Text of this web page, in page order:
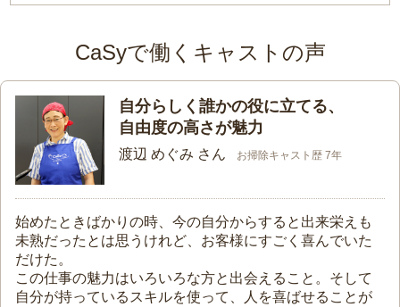
CaSyで働くキャストの声
自分らしく誰かの役に立てる、
自由度の高さが魅力
渡辺 めぐみ さん お掃除キャスト歴 7年
始めたときばかりの時、今の自分からすると出来栄えも
未熟だったとは思うけれど、お客様にすごく喜んでいた
だけた。
この仕事の魅力はいろいろな方と出会えること。そして
自分が持っているスキルを使って、人を喜ばせることが